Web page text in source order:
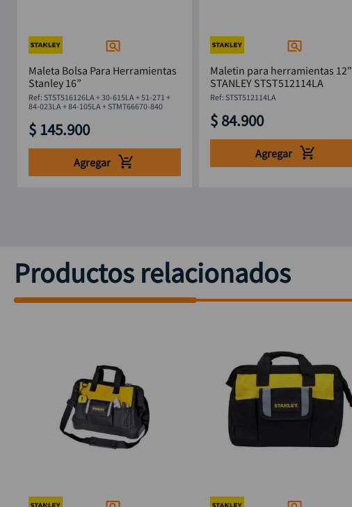
Maleta Bolsa Para Herramientas
Stanley 16”
: STST516126LA + 30-615LA + 51-271 +
84-023LA + 84-105LA + STMT66670-840
$ 145.900
Agregar
Maletin para herramientas 12"
STANLEY STST512114LA
: STST512114LA
$ 84.900
Agregar
Productos relacionados